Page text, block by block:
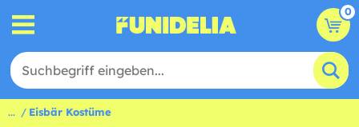
0
... Eisbär Kostüme